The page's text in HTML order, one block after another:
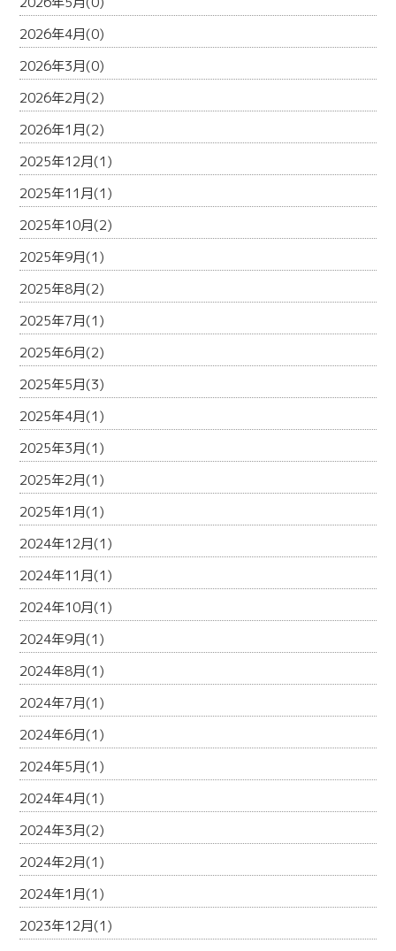
2026年4月(0)
2026年3月(0)
2026年2月(2)
2026年1月(2)
2025年12月(1)
2025年11月(1)
2025年10月(2)
2025年9月(1)
2025年8月(2)
2025年7月(1)
2025年6月(2)
2025年5月(3)
2025年4月(1)
2025年3月(1)
2025年2月(1)
2025年1月(1)
2024年12月(1)
2024年11月(1)
2024年10月(1)
2024年9月(1)
2024年8月(1)
2024年7月(1)
2024年6月(1)
2024年5月(1)
2024年4月(1)
2024年3月(2)
2024年2月(1)
2024年1月(1)
2023年12月(1)